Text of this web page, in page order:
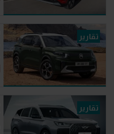
تقارير
تقارير